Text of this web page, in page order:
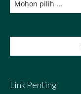
field
Link Penting